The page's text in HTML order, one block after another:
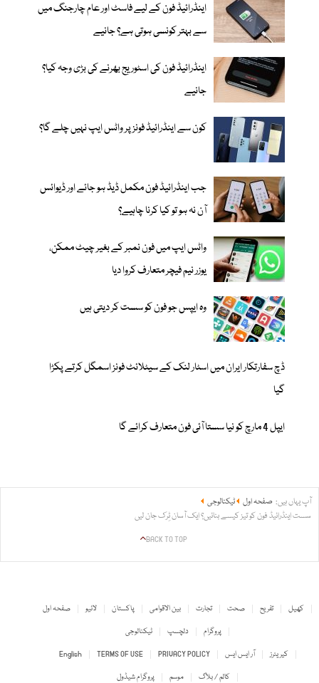
اینڈرائیڈ فون کے لیے فاسٹ اور عام چارجنگ میں
سے بہتر کونسی ہوتی ہے؟ جانیے
اینڈرائیڈ فون کی اسٹوریج بھرنے کی بڑی وجہ کیا؟
جانیے
کون سے اینڈرائیڈ فونز پر واٹس ایپ نہیں چلے گا؟
جب اینڈرائیڈ فون مکمل ڈیڈ ہو جائے اور ڈیوائس
آن نہ ہو تو کیا کرنا چاہیے؟
واٹس ایپ میں فون نمبر کے بغیر چیٹ ممکن،
یوزر نیم فیچر متعارف کروا دیا
وہ ایپس جو فون کو سست کر دیتی ہیں
ڈچ سفارتکار ایران میں اسٹار لنک کے سیٹلائٹ فونز اسمگل کرتے پکڑا
گیا
ایپل 4 مارچ کو نیا سستا آئی فون متعارف کرائے گا
آپ یہاں ہیں: صفحہ اول
ٹیکنالوجی
سست اینڈرائیڈ فون کو تیز کیسے بنائیں؟ ایک آسان ٹِرک جان لیں
BACK TO TOP
صفحہ اول لائیو پاکستان بین الاقوامی تجارت صحت تفریح
کھیل
ٹیکنالوجی
دلچسپ
پروگرام
English
TERMS OF USE PRIVACY POLICY آر ایس ایس
کیریئرز
پروگرام شیڈول
موسم کالم / بلاگ